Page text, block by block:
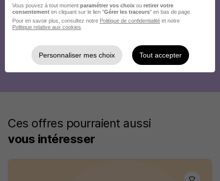
Ces offres pourraient aussi
vous intéresser
Vous pouvez à tout moment paramétrer vos choix ou retirer votre
consentement en cliquant sur le lien "Gérer les traceurs" en bas de page.
Pour en savoir plus, consultez notre Politique de confidentialité et notre
Politique relative aux cookies
Personnaliser mes choix Tout accepter